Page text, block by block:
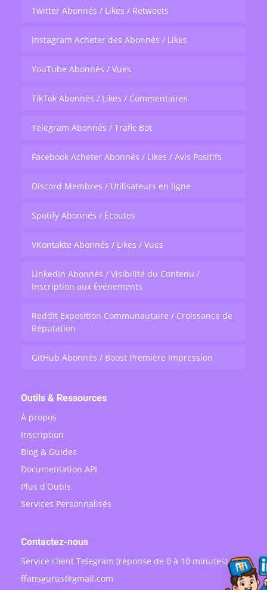
Twitter Abonnés / Likes / Retweets
Instagram Acheter des Abonnés / Likes
YouTube Abonnés / Vues
TikTok Abonnés / Likes / Commentaires
Telegram Abonnés / Trafic Bot
Facebook Acheter Abonnés / Likes / Avis Positifs
Discord Membres / Utilisateurs en ligne
Spotify Abonnés / Écoutes
VKontakte Abonnés / Likes / Vues
LinkedIn Abonnés / Visibilité du Contenu /
Inscription aux Événements
Reddit Exposition Communautaire / Croissance de
Réputation
GitHub Abonnés / Boost Première Impression
Outils & Ressources
À propos
Inscription
Blog & Guides
Documentation API
Plus d'Outils
Services Personnalisés
Contactez-nous
Service client Telegram (réponse de 0 à 10 minutes)
ffansgurus@gmail.com